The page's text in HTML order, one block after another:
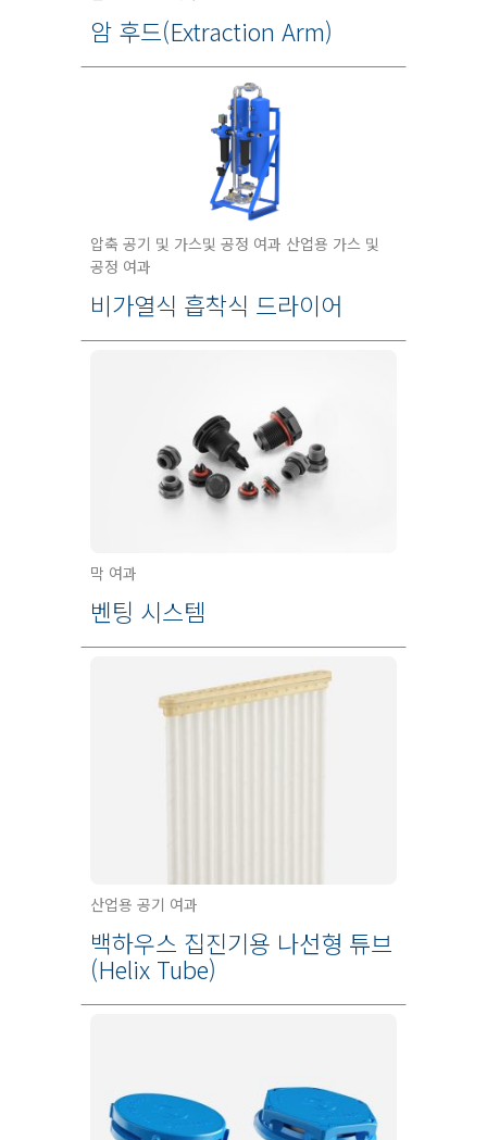
암 후드(Extraction Arm)
압축 공기 및 가스및 공정 여과 산업용 가스 및
공정 여과
비가열식 흡착식 드라이어
막 여과
벤팅 시스템
산업용 공기 여과
백하우스 집진기용 나선형 튜브
(Helix Tube)